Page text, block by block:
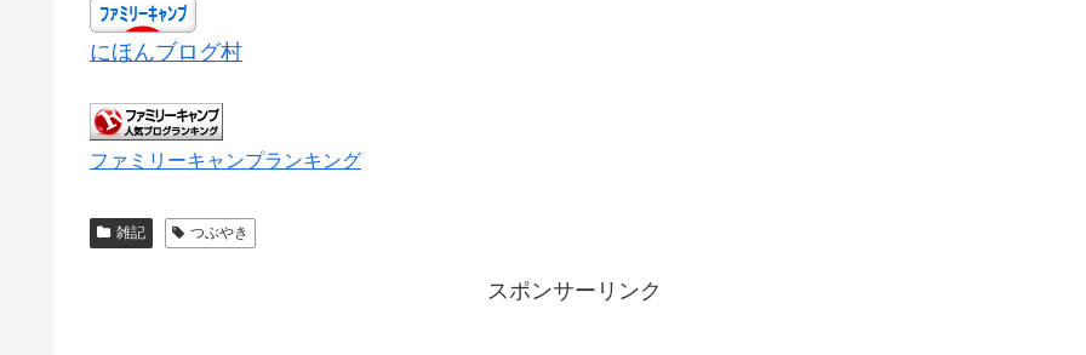
にほんブログ村
ファミリーキャンプランキング
雑記 つぶやき
スポンサーリンク